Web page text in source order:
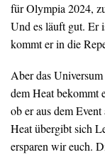
für Olympia 2024,
Und es läuft gut. Er
kommt er in die
Aber das
dem Heat bekommt
ob er aus dem
Heat übergibt sich
ersparen wir euch.